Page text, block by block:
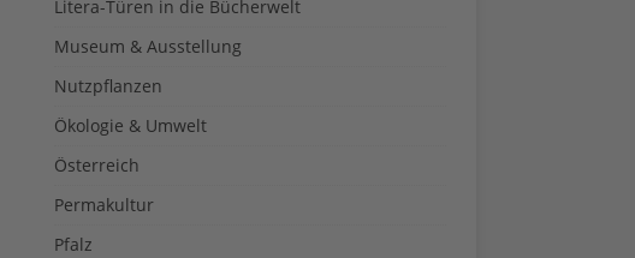
Litera-Türen in die Bücherwelt
Museum & Ausstellung
Nutzpflanzen
Ökologie & Umwelt
Österreich
Permakultur
Pfalz